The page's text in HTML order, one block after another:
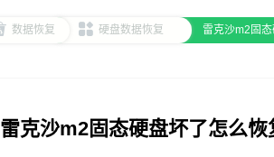
数据恢复 硬盘数据恢复 雷克沙m2固
雷克沙m2固态硬盘坏了怎么